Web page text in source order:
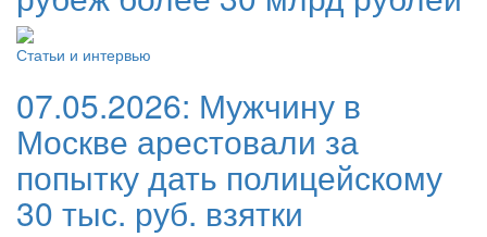
Статьи и интервью
07.05.2026: Мужчину в
Москве арестовали за
попытку дать полицейскому
30 тыс. руб. взятки